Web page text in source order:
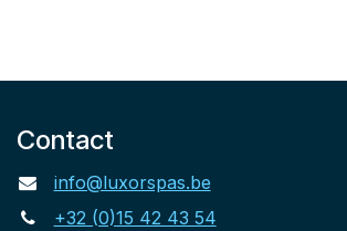
Contact
info@luxorspas.be
+32 (0)15 42 43 54